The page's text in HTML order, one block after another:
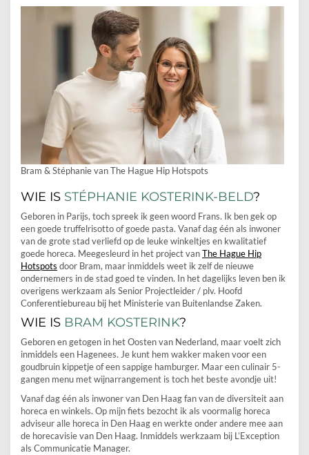
Bram & Stéphanie van The Hague Hip Hotspots
WIE IS STÉPHANIE KOSTERINK-BELD?
Geboren in Parijs, toch spreek ik geen woord Frans. Ik ben gek op
een goede truffelrisotto of goede pasta. Vanaf dag één als inwoner
van de grote stad verliefd op de leuke winkeltjes en kwalitatief
goede horeca. Meegesleurd in het project vanThe Hague Hip
Hotspots door Bram, maar inmiddels weet ik zelf de nieuwe
ondernemers in de stad goed te vinden. In het dagelijks leven ben ik
overigens werkzaam als Senior Projectleider / plv. Hoofd
Conferentiebureau bij het Ministerie van Buitenlandse Zaken.
WIE IS BRAM KOSTERINK?
Geboren en getogen in het Oosten van Nederland, maar voelt zich
inmiddels een Hagenees. Je kunt hem wakker maken voor een
goudbruin kippetje of een sappige hamburger. Maar een culinair 5-
gangen menu met wijnarrangement is toch het beste avondje uit!
Vanaf dag één als inwoner van Den Haag fan van de diversiteit aan
horeca en winkels. Op mijn fiets bezocht ik als voormalig horeca
adviseur alle horeca in Den Haag en werkte onder andere mee aan
de horecavisie van Den Haag. Inmiddels werkzaam bij L’Exception
als Communicatie Manager.